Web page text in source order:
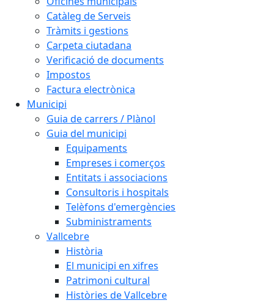
Catàleg de Serveis
Tràmits i gestions
Carpeta ciutadana
Verificació de documents
Impostos
Factura electrònica
Municipi
Guia de carrers / Plànol
Guia del municipi
Equipaments
Empreses i comerços
Entitats i associacions
Consultoris i hospitals
Telèfons d'emergències
Subministraments
Vallcebre
Història
El municipi en xifres
Patrimoni cultural
Històries de Vallcebre